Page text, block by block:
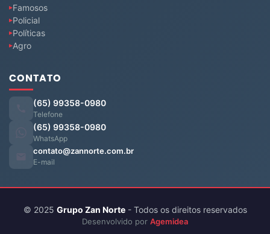
Famosos
Policial
Políticas
Agro
CONTATO
(65) 99358-0980
Telefone
(65) 99358-0980
WhatsApp
contato@zannorte.com.br
E-mail
© 2025 Grupo Zan Norte- Todos os direitos reservados
Desenvolvido por Agemidea